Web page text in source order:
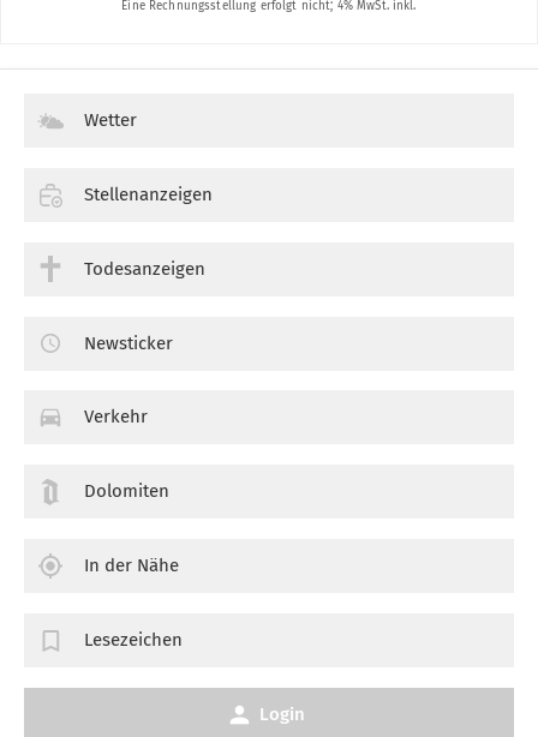
Wetter
Stellenanzeigen
Todesanzeigen
Newsticker
Verkehr
Dolomiten
In der Nähe
Lesezeichen
Login